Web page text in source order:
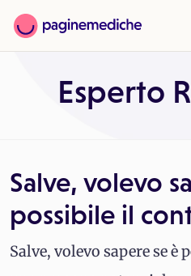
Esperto
Salve, volevo
possibile il
Salve, volevo sapere se